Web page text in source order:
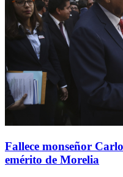
Fallece monseñor
emérito de Morelia